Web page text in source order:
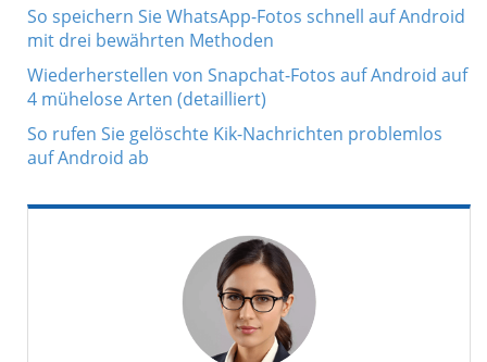
So speichern Sie WhatsApp-Fotos schnell auf Android
mit drei bewährten Methoden
Wiederherstellen von Snapchat-Fotos auf Android auf
4 mühelose Arten (detailliert)
So rufen Sie gelöschte Kik-Nachrichten problemlos
auf Android ab